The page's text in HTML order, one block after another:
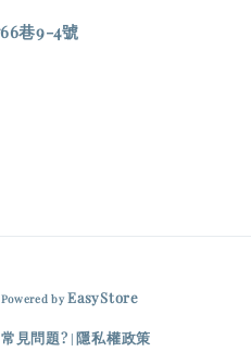
巷9-4號
byEasyStore
常見問題? 隱私權政策